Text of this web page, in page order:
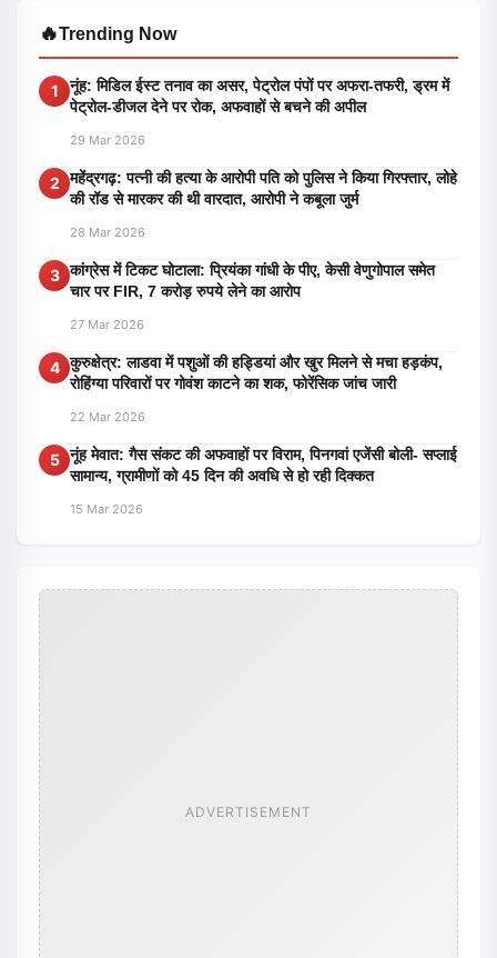
🔥Trending Now
1
नूंह: मिडिल ईस्ट तनाव का असर, पेट्रोल पंपों पर अफरा-तफरी, ड्रम में
पेट्रोल-डीजल देने पर रोक, अफवाहों से बचने की अपील
29 Mar 2026
2
महेंद्रगढ़: पत्नी की हत्या के आरोपी पति को पुलिस ने किया गिरफ्तार, लोहे
की रॉड से मारकर की थी वारदात, आरोपी ने कबूला जुर्म
28 Mar 2026
3 कांग्रेस में टिकट घोटाला: प्रियंका गांधी के पीए, केसी वेणुगोपाल समेत
चार पर FIR, 7 करोड़ रुपये लेने का आरोप
27 Mar 2026
4 कुरुक्षेत्र: लाडवा में पशुओं की हड्डियां और खुर मिलने से मचा हड़कंप,
रोहिंग्या परिवारों पर गोवंश काटने का शक, फोरेंसिक जांच जारी
22 Mar 2026
5 नूंह मेवात: गैस संकट की अफवाहों पर विराम, पिनगवां एजेंसी बोली- सप्लाई
सामान्य, ग्रामीणों को 45 दिन की अवधि से हो रही दिक्कत
15 Mar 2026
ADVERTISEMENT